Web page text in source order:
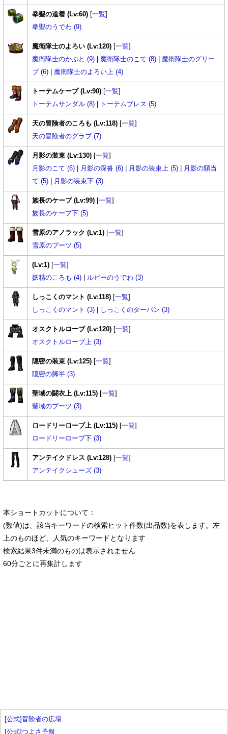
拳聖の道着 (Lv:60) [一覧]
拳聖のうでわ (9)
魔衛隊士のよろい (Lv:120) [一覧]
魔衛隊士のかぶと (9)
魔衛隊士のこて (8)
魔衛隊士のグリー
ブ (6)
魔衛隊士のよろい上 (4)
トーテムケープ (Lv:90) [一覧]
トーテムサンダル (8)
トーテムブレス (5)
天の冒険者のころも (Lv:118) [一覧]
天の冒険者のグラブ (7)
月影の装束 (Lv:130) [一覧]
月影のこて (6)
月影の深沓 (6) 月影の装束上 (5)
月影の額当
て (5)
月影の装束下 (3)
族長のケープ (Lv:99) [一覧]
族長のケープ下 (5)
雪原のアノラック (Lv:1) [一覧]
雪原のブーツ (5)
(Lv:1) [一覧]
妖精のころも (4)
ルビーのうでわ (3)
しっこくのマント (Lv:118) [一覧]
しっこくのマント (3)
しっこくのターバン (3)
オスクトルローブ (Lv:120) [一覧]
オスクトルローブ上 (3)
隠密の装束 (Lv:125) [一覧]
隠密の脚半 (3)
聖域の闘衣上 (Lv:115) [一覧]
聖域のブーツ (3)
ロードリーローブ上 (Lv:115) [一覧]
ロードリーローブ下 (3)
アンテイクドレス (Lv:128) [一覧]
アンテイクシューズ (3)
本ショートカットについて：
(数値)は、該当キーワードの検索ヒット件数(出品数)を表します。左
上のものほど、人気のキーワードとなります
検索結果3件未満のものは表示されません
60分ごとに再集計します
[公式]冒険者の広場
[公式]つよさ予報